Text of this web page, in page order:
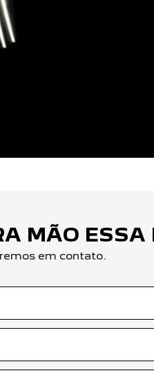
MÃO ESSA
em contato.